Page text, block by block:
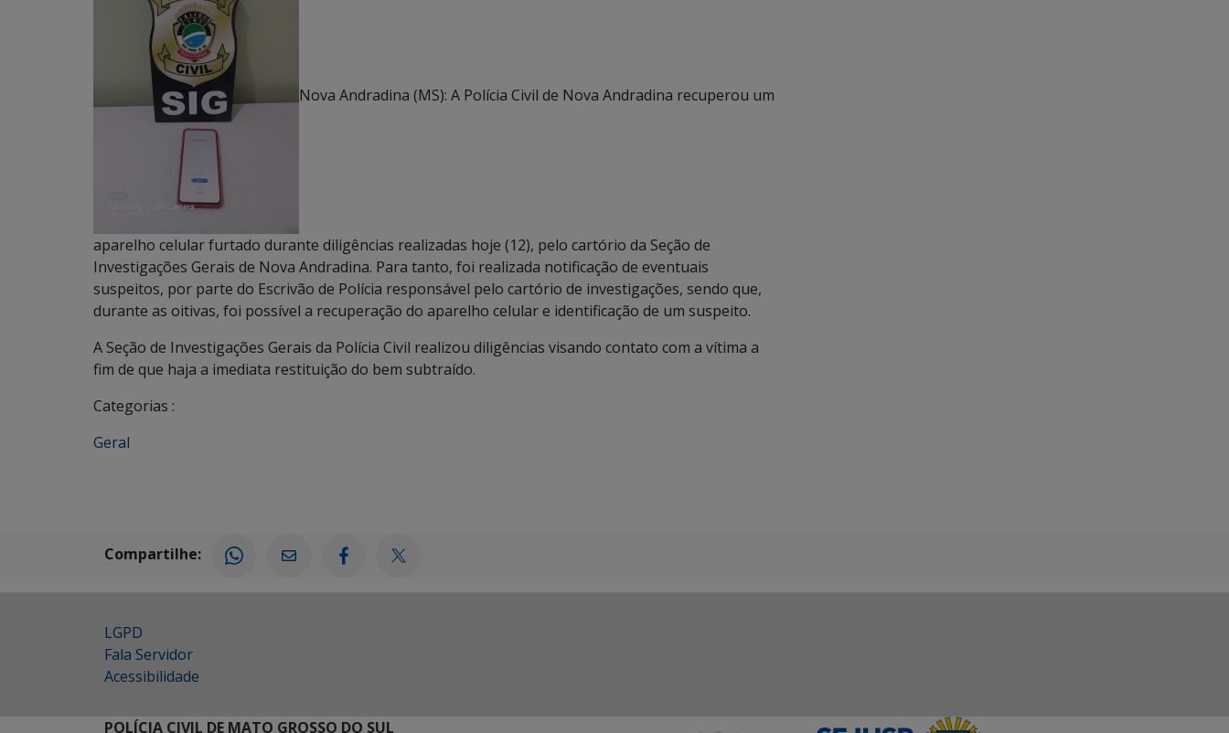
Nova Andradina (MS): A Polícia Civil de Nova Andradina recuperou um
aparelho celular furtado durante diligências realizadas hoje (12), pelo cartório da Seção de
Investigações Gerais de Nova Andradina. Para tanto, foi realizada notificação de eventuais
suspeitos, por parte do Escrivão de Polícia responsável pelo cartório de investigações, sendo que,
durante as oitivas, foi possível a recuperação do aparelho celular e identificação de um suspeito.
A Seção de Investigações Gerais da Polícia Civil realizou diligências visando contato com a vítima a
fim de que haja a imediata restituição do bem subtraído.
Categorias :
Geral
Compartilhe:
LGPD
Fala Servidor
Acessibilidade
POLÍCIA CIVIL DE MATO GROSSO DO SUL